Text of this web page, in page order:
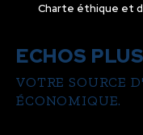
Charte éthique et
ECHOS PLUS
VOTRE SOURCE
ÉCONOMIQUE.